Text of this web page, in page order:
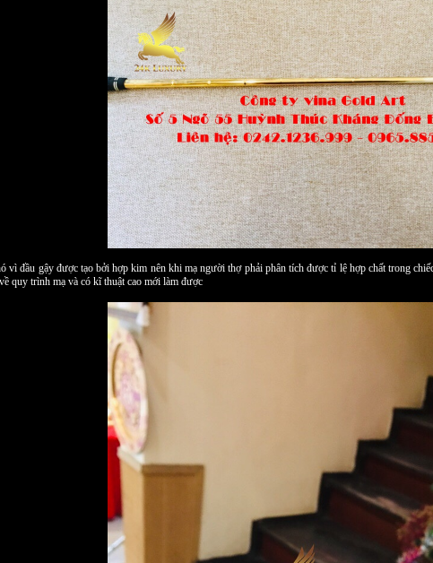
vì đầu gậy được tạo bởi hợp kim nên khi mạ người thợ phải phân tích được tỉ lệ hợp chất trong
quy trình mạ và có kĩ thuật cao mới làm được